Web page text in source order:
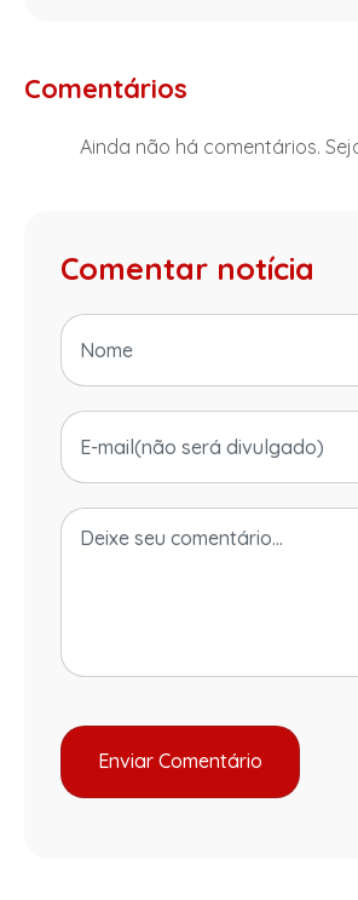
Comentários
Ainda não há comentários.
Comentar notícia